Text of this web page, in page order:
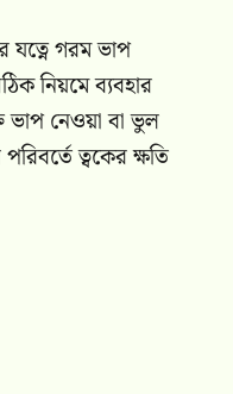
যত্নে গরম ভাপ
নিয়মে ব্যবহার
ভাপ নেওয়া বা ভুল
ত্বকের ক্ষতি